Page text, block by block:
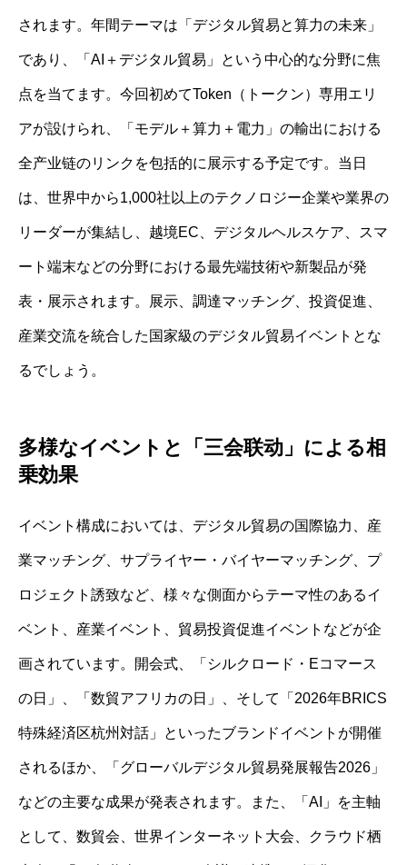
されます。年間テーマは「デジタル貿易と算力の未来」
であり、「AI＋デジタル貿易」という中心的な分野に焦
点を当てます。今回初めてToken（トークン）専用エリ
アが設けられ、「モデル＋算力＋電力」の輸出における
全产业链のリンクを包括的に展示する予定です。当日
は、世界中から1,000社以上のテクノロジー企業や業界の
リーダーが集結し、越境EC、デジタルヘルスケア、スマ
ート端末などの分野における最先端技術や新製品が発
表・展示されます。展示、調達マッチング、投資促進、
産業交流を統合した国家級のデジタル貿易イベントとな
るでしょう。
多様なイベントと「三会联动」による相
乗効果
イベント構成においては、デジタル貿易の国際協力、産
業マッチング、サプライヤー・バイヤーマッチング、プ
ロジェクト誘致など、様々な側面からテーマ性のあるイ
ベント、産業イベント、貿易投資促進イベントなどが企
画されています。開会式、「シルクロード・Eコマース
の日」、「数貿アフリカの日」、そして「2026年BRICS
特殊経済区杭州対話」といったブランドイベントが開催
されるほか、「グローバルデジタル貿易発展報告2026」
などの主要な成果が発表されます。また、「AI」を主軸
として、数貿会、世界インターネット大会、クラウド栖